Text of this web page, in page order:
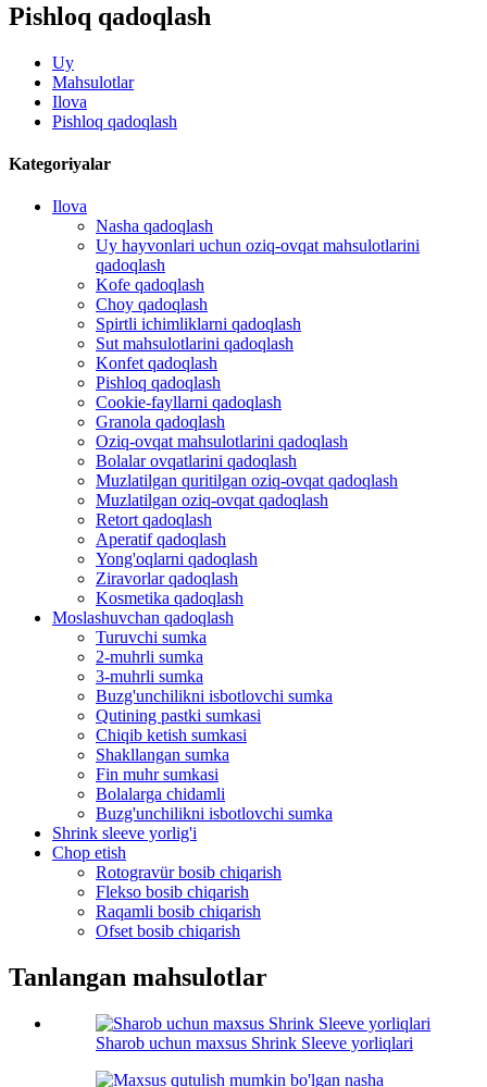
Pishloq qadoqlash
Uy
Mahsulotlar
Ilova
Pishloq qadoqlash
Kategoriyalar
Ilova
Nasha qadoqlash
Uy hayvonlari uchun oziq-ovqat mahsulotlarini
qadoqlash
Kofe qadoqlash
Choy qadoqlash
Spirtli ichimliklarni qadoqlash
Sut mahsulotlarini qadoqlash
Konfet qadoqlash
Pishloq qadoqlash
Cookie-fayllarni qadoqlash
Granola qadoqlash
Oziq-ovqat mahsulotlarini qadoqlash
Bolalar ovqatlarini qadoqlash
Muzlatilgan quritilgan oziq-ovqat qadoqlash
Muzlatilgan oziq-ovqat qadoqlash
Retort qadoqlash
Aperatif qadoqlash
Yong'oqlarni qadoqlash
Ziravorlar qadoqlash
Kosmetika qadoqlash
Moslashuvchan qadoqlash
Turuvchi sumka
2-muhrli sumka
3-muhrli sumka
Buzg'unchilikni isbotlovchi sumka
Qutining pastki sumkasi
Chiqib ketish sumkasi
Shakllangan sumka
Fin muhr sumkasi
Bolalarga chidamli
Buzg'unchilikni isbotlovchi sumka
Shrink sleeve yorlig'i
Chop etish
Rotogravür bosib chiqarish
Flekso bosib chiqarish
Raqamli bosib chiqarish
Ofset bosib chiqarish
Tanlangan mahsulotlar
Sharob uchun maxsus Shrink Sleeve yorliqlari